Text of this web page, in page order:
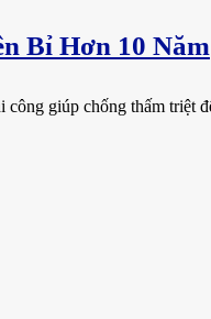
Bỉ Hơn 10 Năm
giúp chống thấm triệt